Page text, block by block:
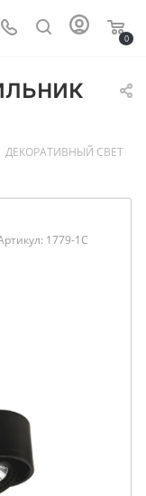
0
ДЕКОРАТИВНЫЙ СВЕТ
1779-1C